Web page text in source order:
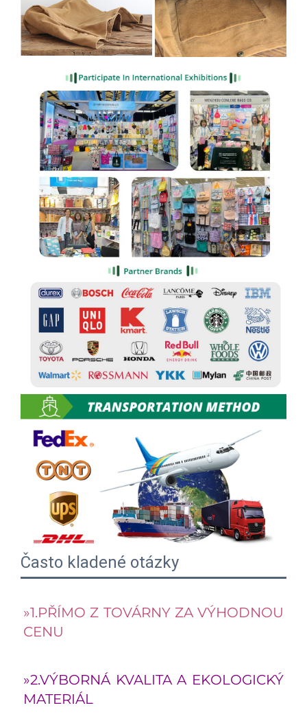
Často kladené otázky
»1.PŘÍMO Z TOVÁRNY ZA VÝHODNOU
CENU
»2.VÝBORNÁ KVALITA A EKOLOGICKÝ
MATERIÁL